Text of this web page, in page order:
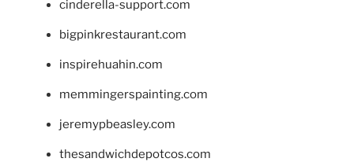
cinderella-support.com
bigpinkrestaurant.com
inspirehuahin.com
memmingerspainting.com
jeremypbeasley.com
thesandwichdepotcos.com